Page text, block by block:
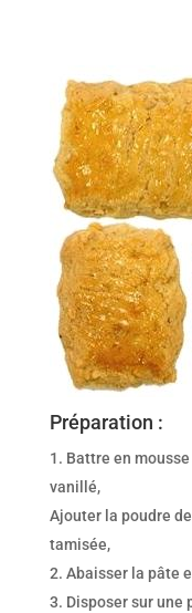
Préparation :
Battre en
vanillé,
Ajouter la poudre
tamisée,
Abaisser la pâte
Disposer sur une